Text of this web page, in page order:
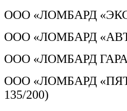
ООО «ЛОМБАРД
ООО «ЛОМБАРД
ООО «ЛОМБАРД
ООО «ЛОМБАРД
135/200)